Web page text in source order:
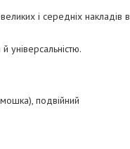
і середніх накладів в
універсальністю.
подвійний